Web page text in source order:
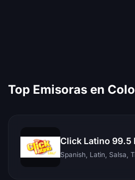
Top Emisoras en
Click Latino 99.5
Spanish, Latin, Salsa,